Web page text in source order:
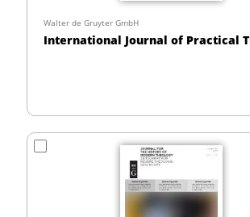
Walter de Gruyter GmbH
International Journal of Practical